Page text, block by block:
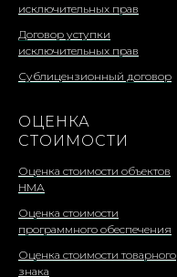
исключительных прав
Договор уступки
исключительных прав
Сублицензионный договор
ОЦЕНКА
СТОИМОСТИ
Оценка стоимости объектов
НМА
Оценка стоимости
программного обеспечения
Оценка стоимости товарного
знака